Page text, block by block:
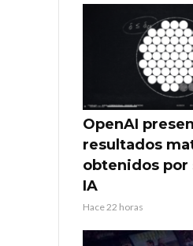
OpenAI
resultados
obtenidos por
IA
Hace 22 horas